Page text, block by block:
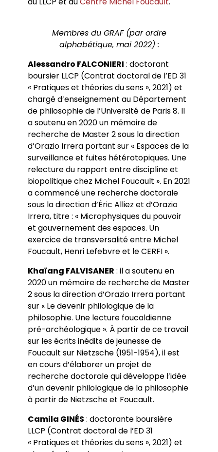
Membres du GRAF (par ordre
alphabétique, mai 2022) :
Alessandro FALCONIERI : doctorant
boursier LLCP (Contrat doctoral de l’ED 31
« Pratiques et théories du sens », 2021) et
chargé d’enseignement au Département
de philosophie de l’Université de Paris 8. Il
a soutenu en 2020 un mémoire de
recherche de Master 2 sous la direction
d’Orazio Irrera portant sur « Espaces de la
surveillance et fuites hétérotopiques. Une
relecture du rapport entre discipline et
biopolitique chez Michel Foucault ». En 2021
a commencé une recherche doctorale
sous la direction d’Éric Alliez et d’Orazio
Irrera, titre : « Microphysiques du pouvoir
et gouvernement des espaces. Un
exercice de transversalité entre Michel
Foucault, Henri Lefebvre et le CERFI ».
Khaïang FALVISANER : il a soutenu en
2020 un mémoire de recherche de Master
2 sous la direction d’Orazio Irrera portant
sur « Le devenir philologique de la
philosophie. Une lecture foucaldienne
pré-archéologique ». À partir de ce travail
sur les écrits inédits de jeunesse de
Foucault sur Nietzsche (1951-1954), il est
en cours d’élaborer un projet de
recherche doctorale qui développe l’idée
d’un devenir philologique de la philosophie
à partir de Nietzsche et Foucault.
Camila GINÉS : doctorante boursière
LLCP (Contrat doctoral de l’ED 31
« Pratiques et théories du sens », 2021) et